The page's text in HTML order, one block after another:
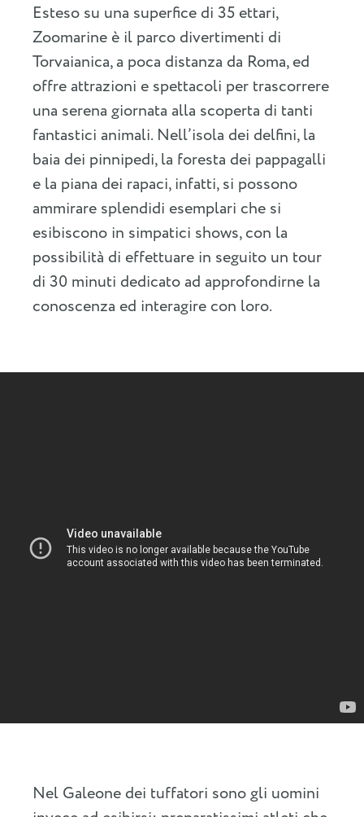
Esteso su una superfice di 35 ettari,
Zoomarine è il parco divertimenti di
Torvaianica, a poca distanza da Roma, ed
offre attrazioni e spettacoli per trascorrere
una serena giornata alla scoperta di tanti
fantastici animali. Nell’isola dei delfini, la
baia dei pinnipedi, la foresta dei pappagalli
e la piana dei rapaci, infatti, si possono
ammirare splendidi esemplari che si
esibiscono in simpatici shows, con la
possibilità di effettuare in seguito un tour
di 30 minuti dedicato ad approfondirne la
conoscenza ed interagire con loro.
Nel Galeone dei tuffatori sono gli uomini